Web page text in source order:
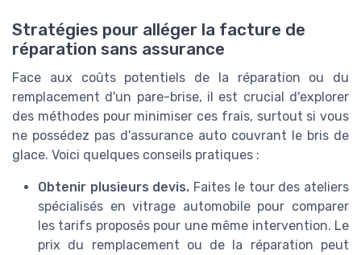
Stratégies pour alléger la facture de
réparation sans assurance
Face aux coûts potentiels de la réparation ou du
remplacement d'un pare-brise, il est crucial d'explorer
des méthodes pour minimiser ces frais, surtout si vous
ne possédez pas d'assurance auto couvrant le bris de
glace. Voici quelques conseils pratiques :
Obtenir plusieurs devis. Faites le tour des ateliers
spécialisés en vitrage automobile pour comparer
les tarifs proposés pour une même intervention. Le
prix du remplacement ou de la réparation peut